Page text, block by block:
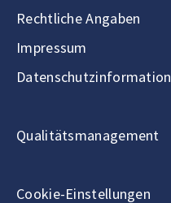
Rechtliche Angaben
Impressum
Datenschutzinformation
Qualitätsmanagement
Cookie-Einstellungen